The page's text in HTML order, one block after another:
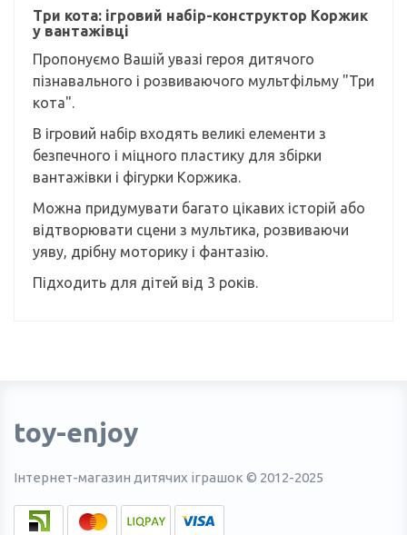
Три кота: ігровий набір-конструктор Коржик
у вантажівці
Пропонуємо Вашій увазі героя дитячого
пізнавального і розвиваючого мультфільму "Три
кота".
В ігровий набір входять великі елементи з
безпечного і міцного пластику для збірки
вантажівки і фігурки Коржика.
Можна придумувати багато цікавих історій або
відтворювати сцени з мультика, розвиваючи
уяву, дрібну моторику і фантазію.
Підходить для дітей від 3 років.
toy-enjoy
Інтернет-магазин дитячих іграшок © 2012-2025